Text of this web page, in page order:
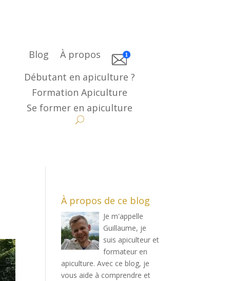
Blog
À propos
Débutant en apiculture ?
Formation Apiculture
Se former en apiculture
À propos de ce blog
Je m'appelle
Guillaume, je
suis apiculteur et
formateur en
apiculture. Avec ce blog, je
vous aide à comprendre et